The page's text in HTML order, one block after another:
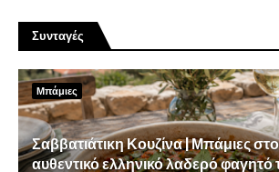
Συνταγές
Μπάμιες
Σαββατιάτικη Κουζίνα | Μπάμιες
αυθεντικό ελληνικό λαδερό φαγητό